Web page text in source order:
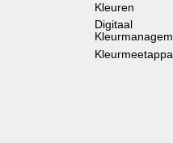
Kleuren
Digitaal